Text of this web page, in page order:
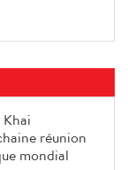
réunion
mondial